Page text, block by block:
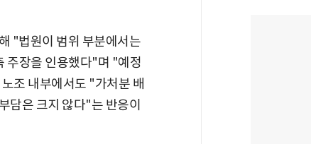
"법원이 범위 부분에서는
주장을 인용했다"며 "예정
조 내부에서도 "가처분 배
담은 크지 않다"는 반응이